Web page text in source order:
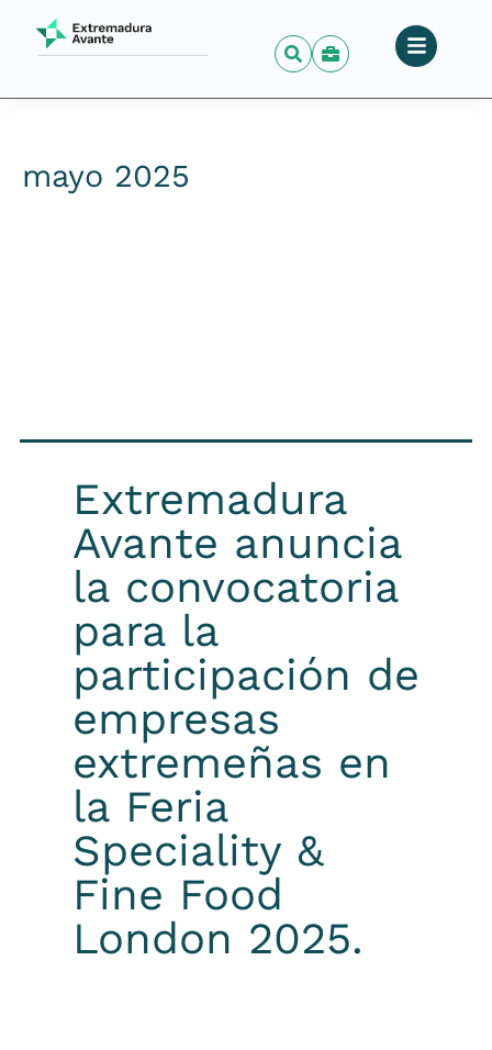
mayo 2025
Extremadura
Avante anuncia
la convocatoria
para la
participación de
empresas
extremeñas en
la Feria
Speciality &
Fine Food
London 2025.